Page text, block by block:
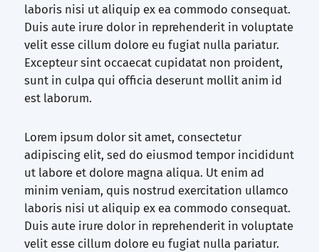
laboris nisi ut aliquip ex ea commodo consequat.
Duis aute irure dolor in reprehenderit in voluptate
velit esse cillum dolore eu fugiat nulla pariatur.
Excepteur sint occaecat cupidatat non proident,
sunt in culpa qui officia deserunt mollit anim id
est laborum.
Lorem ipsum dolor sit amet, consectetur
adipiscing elit, sed do eiusmod tempor incididunt
ut labore et dolore magna aliqua. Ut enim ad
minim veniam, quis nostrud exercitation ullamco
laboris nisi ut aliquip ex ea commodo consequat.
Duis aute irure dolor in reprehenderit in voluptate
velit esse cillum dolore eu fugiat nulla pariatur.